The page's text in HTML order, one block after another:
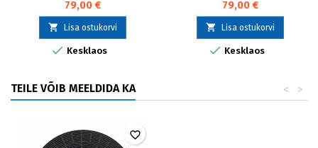
79,00 €
 Lisa ostukorvi
 Kesklaos
79,00 €
 Lisa ostukorvi
 Kesklaos
TEILE VÕIB MEELDIDA KA >
<
favorite_border